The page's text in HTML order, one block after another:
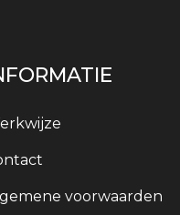
voorwaarden